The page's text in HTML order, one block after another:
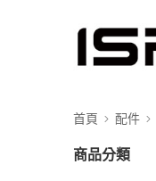
首頁 配件
商品分類